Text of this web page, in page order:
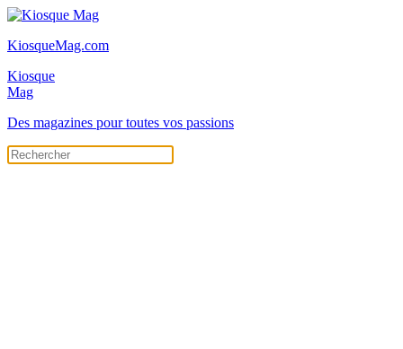
KiosqueMag.com
Kiosque
Mag
Des magazines pour toutes vos passions